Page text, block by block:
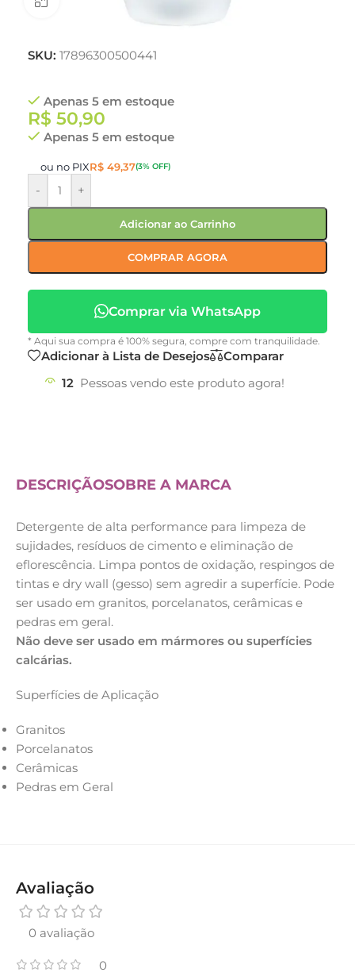
SKU: 17896300500441
Apenas 5 em estoque
R$ 50,90
Apenas 5 em estoque
ou no PIXR$ 49,37(3% OFF)
- +
Adicionar ao Carrinho
COMPRAR AGORA
Comprar via WhatsApp
* Aqui sua compra é 100% segura, compre com tranquilidade.
Adicionar à Lista de Desejos
Comparar
12 Pessoas vendo este produto agora!
DESCRIÇÃOSOBRE A MARCA
Detergente de alta performance para limpeza de
sujidades, resíduos de cimento e eliminação de
eflorescência. Limpa pontos de oxidação, respingos de
tintas e dry wall (gesso) sem agredir a superfície. Pode
ser usado em granitos, porcelanatos, cerâmicas e
pedras em geral.
Não deve ser usado em mármores ou superfícies
calcárias.
Superfícies de Aplicação
Granitos
Porcelanatos
Cerâmicas
Pedras em Geral
Avaliação
0 avaliação
0